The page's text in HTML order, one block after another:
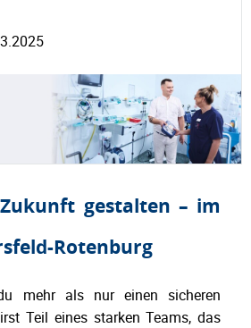
gestalten – im
Rotenburg
mehr als nur einen sicheren
Teil eines starken Teams, das